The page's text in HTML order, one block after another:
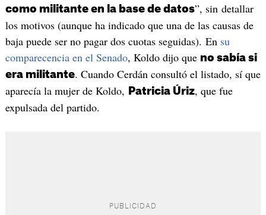
como militante en la base de datos”, sin detallar
los motivos (aunque ha indicado que una de las causas de
baja puede ser no pagar dos cuotas seguidas). En su
comparecencia en el Senado, Koldo dijo que no sabía si
era militante. Cuando Cerdán consultó el listado, sí que
aparecía la mujer de Koldo,
Patricia Úriz, que fue
expulsada del partido.